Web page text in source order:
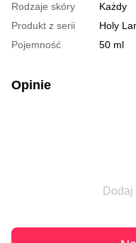
Rodzaje skóry
Każdy
Produkt z serii
Holy
Pojemność
50 ml
Opinie